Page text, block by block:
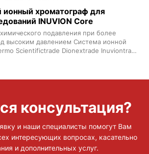
хроматограф для
INUVION Core
подавления при более
высоким давлением Система ионной
Scientifictrade Dionextrade Inuviontrade
возможностей когда
возрастают
консультация?
и наши специалисты помогут Вам
интересующих вопросах, касательно
и дополнительных услуг.